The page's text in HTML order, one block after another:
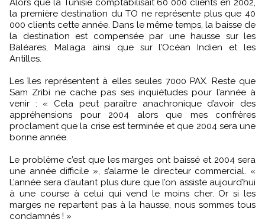
Alors que la Tunisie comptabilisait 60 000 clients en 2002,
la première destination du TO ne représente plus que 40
000 clients cette année. Dans le même temps, la baisse de
la destination est compensée par une hausse sur les
Baléares, Malaga ainsi que sur l’Océan Indien et les
Antilles.
Les îles représentent à elles seules 7000 PAX. Reste que
Sam Zribi ne cache pas ses inquiétudes pour l’année à
venir : « Cela peut paraître anachronique d’avoir des
appréhensions pour 2004 alors que mes confrères
proclament que la crise est terminée et que 2004 sera une
bonne année.
Le problème c’est que les marges ont baissé et 2004 sera
une année difficile », s’alarme le directeur commercial. «
L’année sera d’autant plus dure que l’on assiste aujourd’hui
à une course à celui qui vend le moins cher. Or si les
marges ne repartent pas à la hausse, nous sommes tous
condamnés ! »